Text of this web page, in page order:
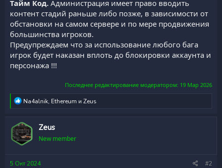
Тайм Код. Администрация имеет право вводить
контент стадий раньше либо позже, в зависимости от
обстановки на самом сервере и по мере продвижения
большинства игроков.
Предупреждаем что за использование любого бага
игрок будет наказан вплоть до блокировки аккаунта и
персонажа !!!​
Последнее редактирование модератором: 19 Мар 2026
Р
к
ц
и
и
Na4alnik, Ethereum и Zeus
Zeus
New member
5 Окт 2024 #2